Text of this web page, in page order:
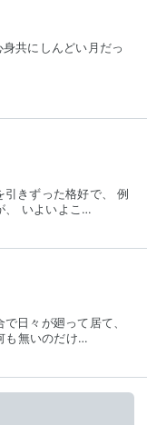
共にしんどい月だっ
引きずった格好で、 例
、 いよいよこ…
日々が廻って居て、
も無いのだけ…